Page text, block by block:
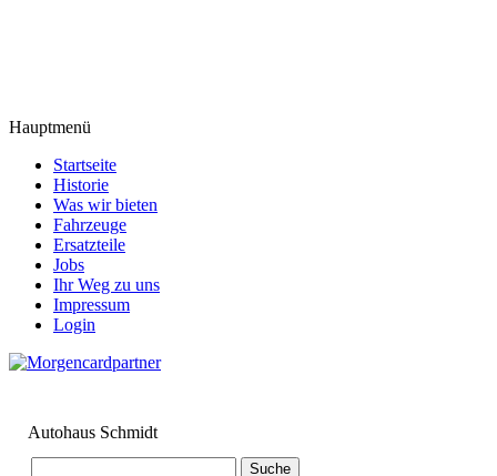
Hauptmenü
Startseite
Historie
Was wir bieten
Fahrzeuge
Ersatzteile
Jobs
Ihr Weg zu uns
Impressum
Login
Autohaus Schmidt